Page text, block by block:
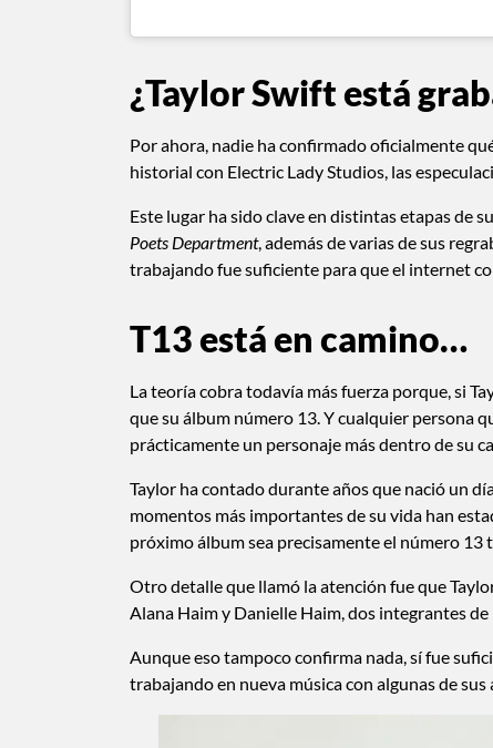
¿Taylor Swift está
Por ahora, nadie ha confirmado oficialmente
historial con Electric Lady Studios, las
Este lugar ha sido clave en distintas etapas de
Poets Department, además de varias de sus
trabajando fue suficiente para que el internet
T13 está en camino…
La teoría cobra todavía más fuerza porque, si
que su álbum número 13. Y cualquier persona
prácticamente un personaje más dentro de su
Taylor ha contado durante años que nació un
momentos más importantes de su vida han
próximo álbum sea precisamente el número
Otro detalle que llamó la atención fue que
Alana Haim y Danielle Haim, dos integrantes
Aunque eso tampoco confirma nada, sí fue
trabajando en nueva música con algunas de sus